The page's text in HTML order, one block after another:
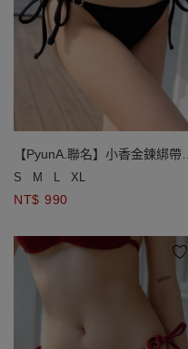
【PyunA.聯名】小香金鍊綁帶低
腰泳褲
S M L XL
NT$ 990